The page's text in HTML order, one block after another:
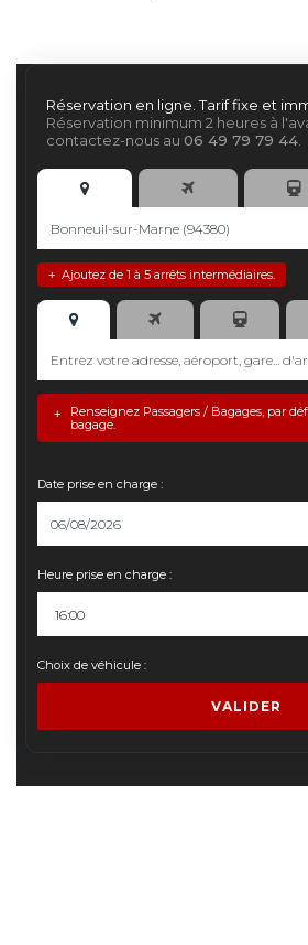
Réservation en ligne. Tarif fixe et
Réservation minimum 2 heures à
contactez-nous au 06 49 79 79 44
Ajoutez de 1 à 5 arrêts intermédiaires.
+
Renseignez Passagers / Bagages, par
bagage.
+
Date prise en charge :
Heure prise en charge :
Choix de véhicule :
VALIDER